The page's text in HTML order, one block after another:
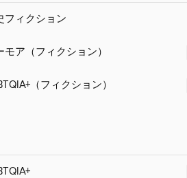
フィクション
モア（フィクション）
（フィクション）